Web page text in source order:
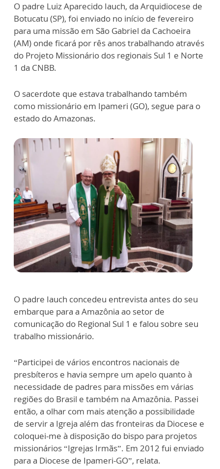
O padre Luiz Aparecido Iauch, da Arquidiocese de
Botucatu (SP), foi enviado no início de fevereiro
para uma missão em São Gabriel da Cachoeira
(AM) onde ficará por rês anos trabalhando através
do Projeto Missionário dos regionais Sul 1 e Norte
1 da CNBB.
O sacerdote que estava trabalhando também
como missionário em Ipameri (GO), segue para o
estado do Amazonas.
O padre Iauch concedeu entrevista antes do seu
embarque para a Amazônia ao setor de
comunicação do Regional Sul 1 e falou sobre seu
trabalho missionário.
“Participei de vários encontros nacionais de
presbíteros e havia sempre um apelo quanto à
necessidade de padres para missões em várias
regiões do Brasil e também na Amazônia. Passei
então, a olhar com mais atenção a possibilidade
de servir a Igreja além das fronteiras da Diocese e
coloquei-me à disposição do bispo para projetos
missionários “Igrejas Irmãs”. Em 2012 fui enviado
para a Diocese de Ipameri-GO”, relata.